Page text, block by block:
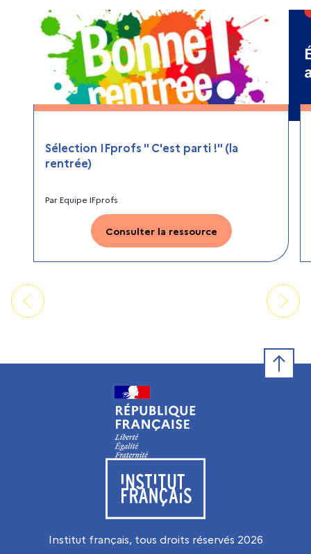
Sélection IFprofs " C'est parti !" (la
rentrée)
ParEquipe IFprofs
Consulter la ressource
Visiter le site de l’Institut français
Institut français, tous droits réservés 2026